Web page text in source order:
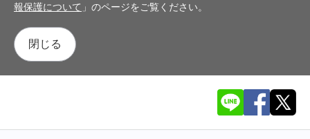
報保護について 」のページをご覧ください。
閉じる